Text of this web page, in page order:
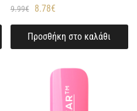
9.99€ 8.78€
Προσθήκη στο καλάθι